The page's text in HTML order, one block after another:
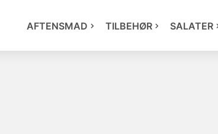
AFTENSMAD TILBEHØR SALATER